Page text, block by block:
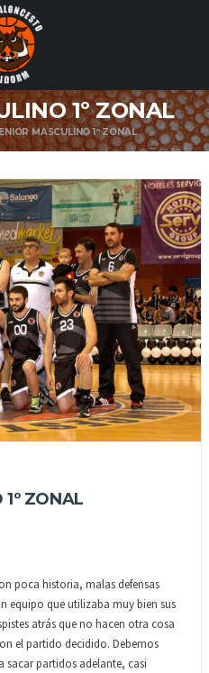
1º ZONAL
MASCULINO 1º ZONAL
1º ZONAL
poca historia, malas defensas
equipo que utilizaba muy bien sus
atrás que no hacen otra cosa
el partido decidido. Debemos
sacar partidos adelante, casi